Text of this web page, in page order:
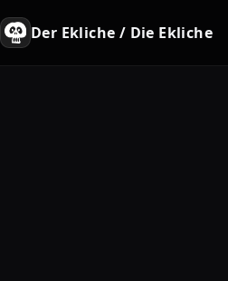
Der Ekliche / Die Ekliche